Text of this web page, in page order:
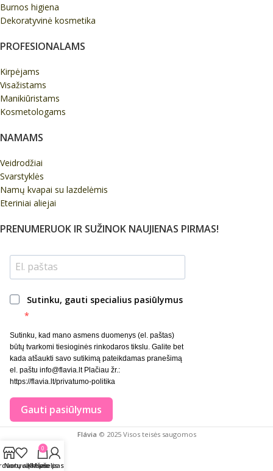
Burnos higiena
Dekoratyvinė kosmetika
PROFESIONALAMS
Kirpėjams
Visažistams
Manikiūristams
Kosmetologams
NAMAMS
Veidrodžiai
Svarstyklės
Namų kvapai su lazdelėmis
Eteriniai aliejai
PRENUMERUOK IR SUŽINOK NAUJIENAS PIRMAS!
Sutinku, gauti specialius pasiūlymus
Sutinku, kad mano asmens duomenys (el. paštas)
būtų tvarkomi tiesioginės rinkodaros tikslu. Galite bet
kada atšaukti savo sutikimą pateikdamas pranešimą
el. paštu info@flavia.lt Plačiau žr.:
https://flavia.lt/privatumo-politika
Gauti pasiūlymus
Flávia © 2025 Visos teisės saugomos
Norų sąrašas
0
Krepšelis
Mano paskyra